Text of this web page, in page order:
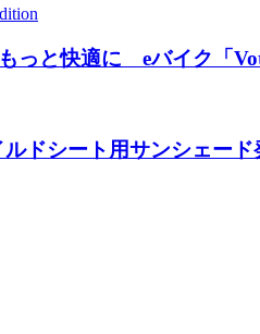
っと快適に eバイク「
ドシート用サンシェー